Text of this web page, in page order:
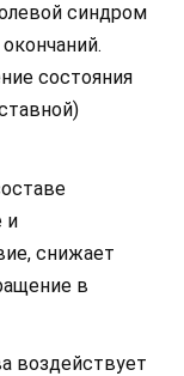
синдром
состояния
и
снижает
в
воздействует